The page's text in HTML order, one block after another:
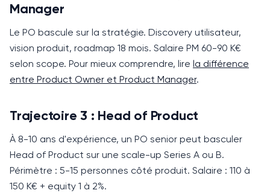
Manager
Le PO bascule sur la stratégie. Discovery utilisateur,
vision produit, roadmap 18 mois. Salaire PM 60-90 K€
selon scope. Pour mieux comprendre, lire la différence
entre Product Owner et Product Manager.
Trajectoire 3 : Head of Product
À 8-10 ans d'expérience, un PO senior peut basculer
Head of Product sur une scale-up Series A ou B.
Périmètre : 5-15 personnes côté produit. Salaire : 110 à
150 K€ + equity 1 à 2%.